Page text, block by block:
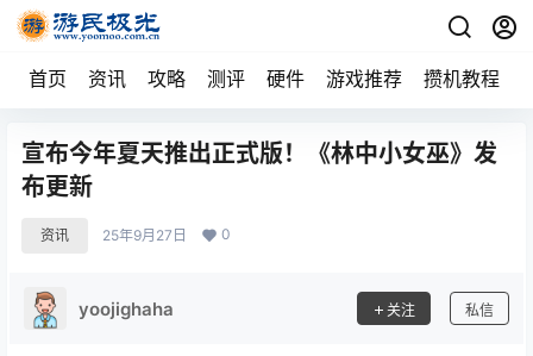
首页 资讯 攻略 测评 硬件 游戏推荐 攒机教程
宣布今年夏天推出正式版！《林中小女巫》发
布更新
资讯 25年9月27日 0
yoojighaha 关注 私信